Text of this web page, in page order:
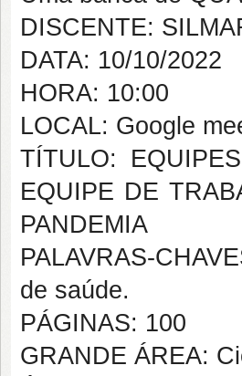
DISCENTE:
DATA: 10/10/2022
HORA: 10:00
LOCAL: Google
TÍTULO:
EQUIPE DE
PANDEMIA
PALAVRAS-
de saúde.
PÁGINAS: 100
GRANDE ÁREA: